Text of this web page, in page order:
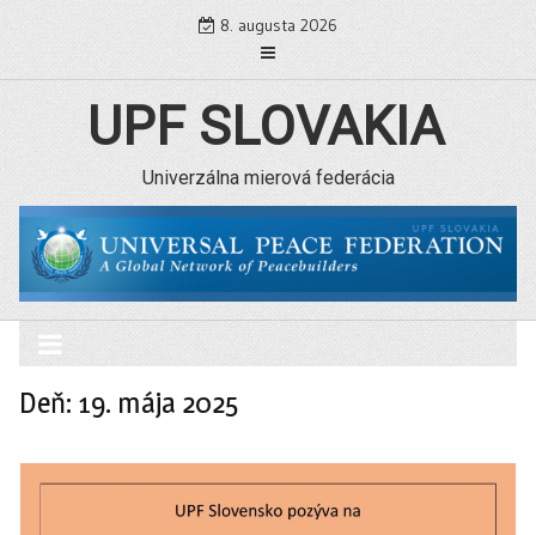
8. augusta 2026
UPF SLOVAKIA
Univerzálna mierová federácia
Deň: 19. mája 2025